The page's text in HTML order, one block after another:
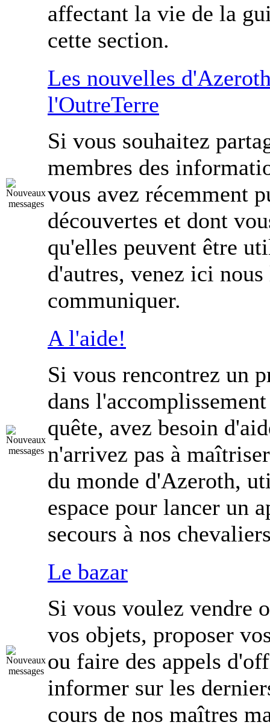
affectant la vie de la
cette section.
Les nouvelles
l'OutreTerre
Si vous souhaitez
membres des
vous avez récemment
découvertes et dont
qu'elles peuvent être
d'autres, venez ici nous
communiquer.
A l'aide!
Si vous rencontrez un
dans
quête, avez besoin
n'arrivez pas à
du monde d'Azeroth,
espace pour lancer un
secours à nos
Le bazar
Si vous voulez vendre
vos objets, proposer
ou faire des appels
informer sur les
cours de nos maîtres